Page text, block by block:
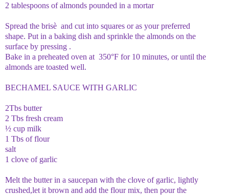
2 tablespoons of almonds pounded in a mortar
Spread the brisè and cut into squares or as your preferred
shape. Put in a baking dish and sprinkle the almonds on the
surface by pressing .
Bake in a preheated oven at 350°F for 10 minutes, or until the
almonds are toasted well.
BECHAMEL SAUCE WITH GARLIC
2Tbs butter
2 Tbs fresh cream
½ cup milk
1 Tbs of flour
salt
1 clove of garlic
Melt the butter in a saucepan with the clove of garlic, lightly
crushed,let it brown and add the flour mix, then pour the